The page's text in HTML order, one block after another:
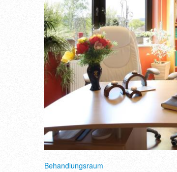
Behandlungsraum